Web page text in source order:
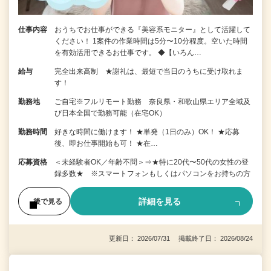
仕事内容
おうちでお仕事ができる『美容系モニター』として活躍して
ください！ 1案件の作業時間は5分〜10分程度。空いた時間
を有効活用できるお仕事です。 ◆【いろん…
給与
完全出来高制 ★謝礼は、最短で当日のうちに受け取れま
す！
勤務地
ご自宅※フルリモート勤務 奈良県・和歌山県エリア全域及
び日本全国で勤務可能（在宅OK）
勤務時間
好きな時間に働けます！ ★単発（1日のみ）OK！ ★応募
後、即お仕事開始も可！ ★在…
応募資格
＜未経験者OK／年齢不問＞⇒★特に20代〜50代の女性の登
録多数★ ※スマートフォンもしくはパソコンをお持ちの方
後で見る 詳細を見る
更新日： 2026/07/31 掲載終了日： 2026/08/24